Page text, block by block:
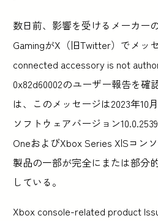
数日前、影響を受けるメーカー
GamingがX（旧Twitter）でメッ
connected accessory is not
0x82d60002のユーザー報告を確
は、このメッセージは2023年10
ソフトウェアバージョン
OneおよびXbox Series X|Sコン
製品の一部が完全にまたは部分
している。
Xbox console-related product